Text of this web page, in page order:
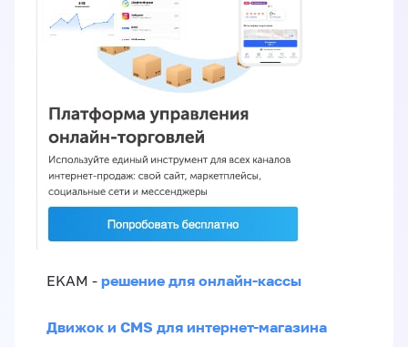
EKAM - решение для онлайн-кассы
Движок и CMS для интернет-магазина